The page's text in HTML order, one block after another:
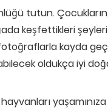
tutun.
keşfettikleri
kayda
oldukça iyi